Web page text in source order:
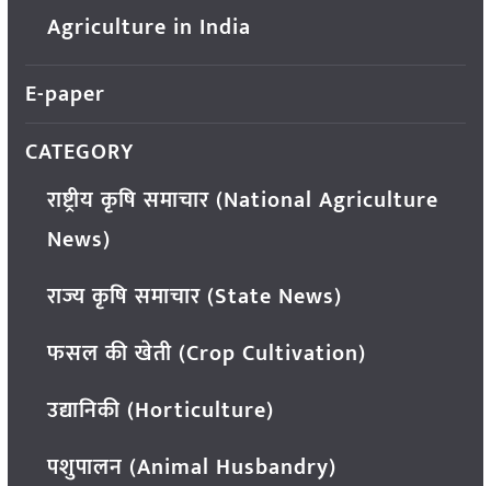
Agriculture in India
E-paper
CATEGORY
राष्ट्रीय कृषि समाचार (National Agriculture
News)
राज्य कृषि समाचार (State News)
फसल की खेती (Crop Cultivation)
उद्यानिकी (Horticulture)
पशुपालन (Animal Husbandry)